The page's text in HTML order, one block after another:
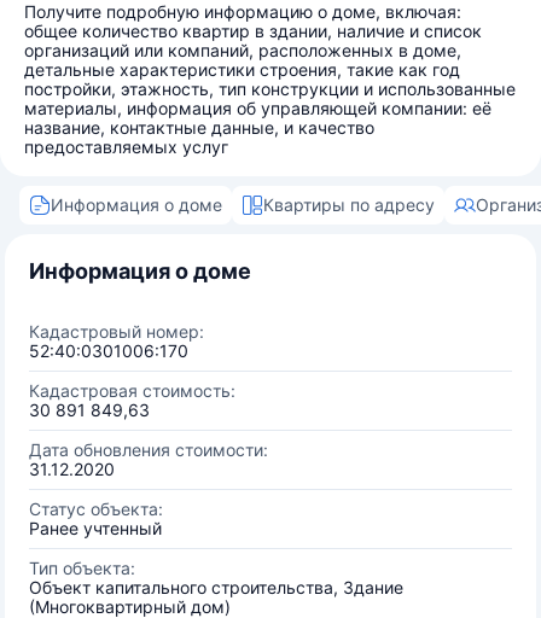
Получите подробную информацию о доме, включая:
общее количество квартир в здании, наличие и список
организаций или компаний, расположенных в доме,
детальные характеристики строения, такие как год
постройки, этажность, тип конструкции и использованные
материалы, информация об управляющей компании: её
название, контактные данные, и качество
предоставляемых услуг
Информация о доме Квартиры по адресу
Информация о доме
Кадастровый номер:
52:40:0301006:170
Кадастровая стоимость:
30 891 849,63
Дата обновления стоимости:
31.12.2020
Статус объекта:
Ранее учтенный
Тип объекта:
Объект капитального строительства, Здание
(Многоквартирный дом)